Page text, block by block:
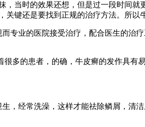
当时的效果还想，但是过一段时间
键还是要找到正规的治疗方法。所以
专业的医院接受治疗，配合医生的治
多的患者，的确，牛皮癣的发作具有
，经常洗澡，这样才能祛除鳞屑，清